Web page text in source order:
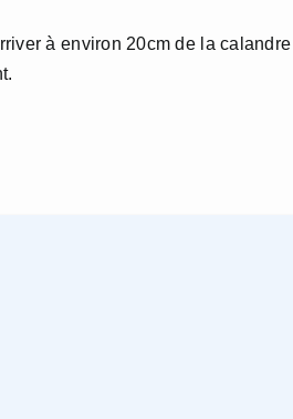
à environ 20cm de la